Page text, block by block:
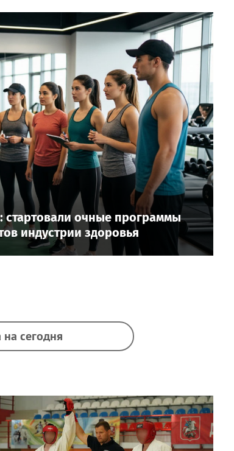
очные программы
индустрии здоровья
сегодня